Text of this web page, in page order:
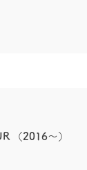
（2016〜）